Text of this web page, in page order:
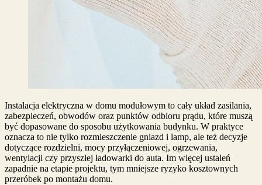
Instalacja elektryczna w domu modułowym to cały układ zasilania,
zabezpieczeń, obwodów oraz punktów odbioru prądu, które muszą
być dopasowane do sposobu użytkowania budynku. W praktyce
oznacza to nie tylko rozmieszczenie gniazd i lamp, ale też decyzje
dotyczące rozdzielni, mocy przyłączeniowej, ogrzewania,
wentylacji czy przyszłej ładowarki do auta. Im więcej ustaleń
zapadnie na etapie projektu, tym mniejsze ryzyko kosztownych
przeróbek po montażu domu.